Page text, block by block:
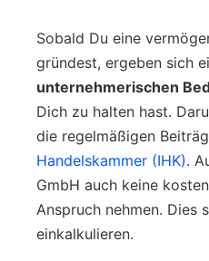
Sobald Du eine
gründest, ergeben sich
unternehmerischen
Dich zu halten hast.
die regelmäßigen
Handelskammer (IHK).
GmbH auch keine
Anspruch nehmen. Dies
einkalkulieren.